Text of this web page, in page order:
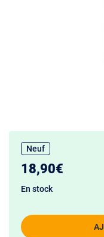
Neuf
18,90€
En stock